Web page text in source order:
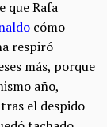
que Rafa
cómo
respiró
más, porque
año,
el despido